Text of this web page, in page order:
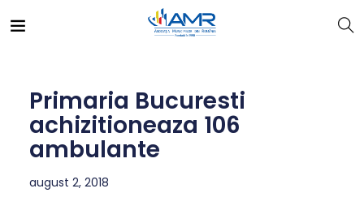
Primaria Bucuresti
achizitioneaza 106
ambulante
august 2, 2018